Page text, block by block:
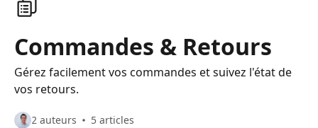
Commandes & Retours
Gérez facilement vos commandes et suivez l'état de
vos retours.
2 auteurs 5 articles